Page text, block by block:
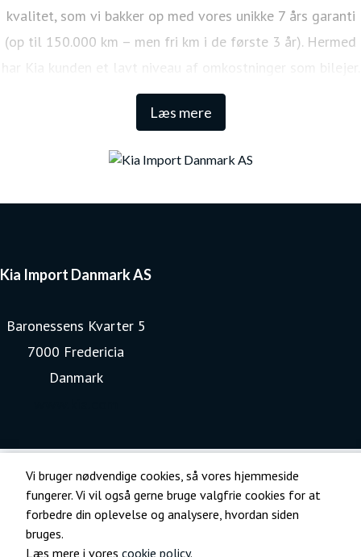
Vi bruger nødvendige cookies, så vores hjemmeside
fungerer. Vi vil også gerne bruge valgfrie cookies for at
forbedre din oplevelse og analysere, hvordan siden
bruges.
Læs mere i vores cookie policy.
Læs mere
kvalitet, som vi bakker op med vores unikke 7 års garanti
(op til 150.000 km – men fri km i de første 3 år). Hermed
har Kia kunden et lavt niveau af omkostninger som bilejer.
Den lange garanti sikrer samtidig én af de højeste
restværdier i markedet.
Kia Import Danmark AS
Baronessens Kvarter 5
7000 Fredericia
Danmark